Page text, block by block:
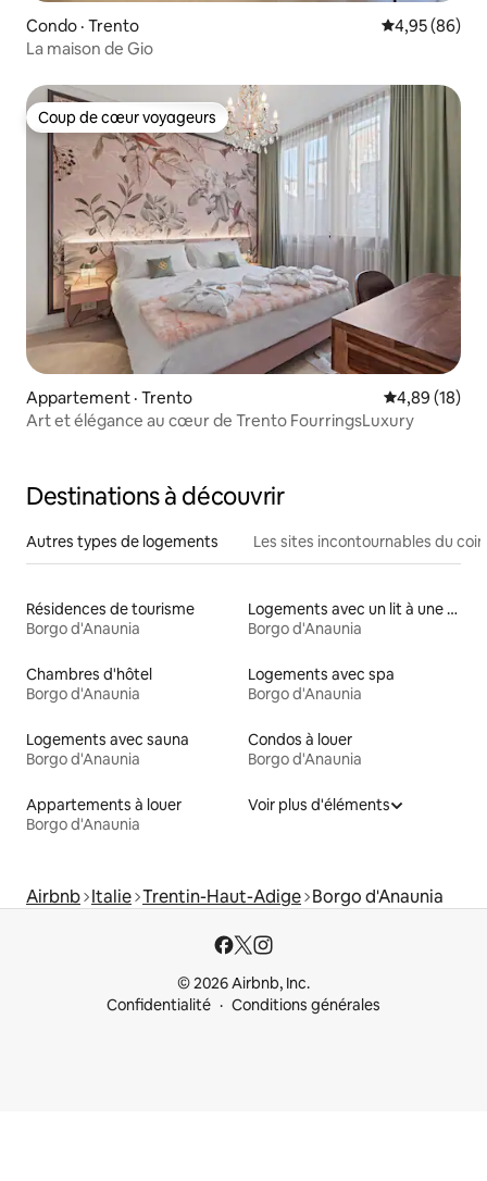
Condo · Trento Note
4,95 (86)
La maison de Gio
Coup de cœur voyageurs
Coup de cœur voyageurs
Appartement · Trento Note
4,89 (18)
Art et élégance au cœur de Trento FourringsLuxury
Destinations à découvrir
Autres types de logements Les sites incontournables du coin
Résidences de tourisme
Borgo d'Anaunia
Logements avec un lit à une hauteur accessible
Borgo d'Anaunia
Chambres d'hôtel
Borgo d'Anaunia
Logements avec spa
Borgo d'Anaunia
Logements avec sauna
Borgo d'Anaunia
Condos à louer
Borgo d'Anaunia
Appartements à louer
Borgo d'Anaunia
Voir plus d'éléments
Airbnb Italie Trentin-Haut-Adige Borgo d'Anaunia
© 2026 Airbnb, Inc.
Confidentialité
Conditions générales